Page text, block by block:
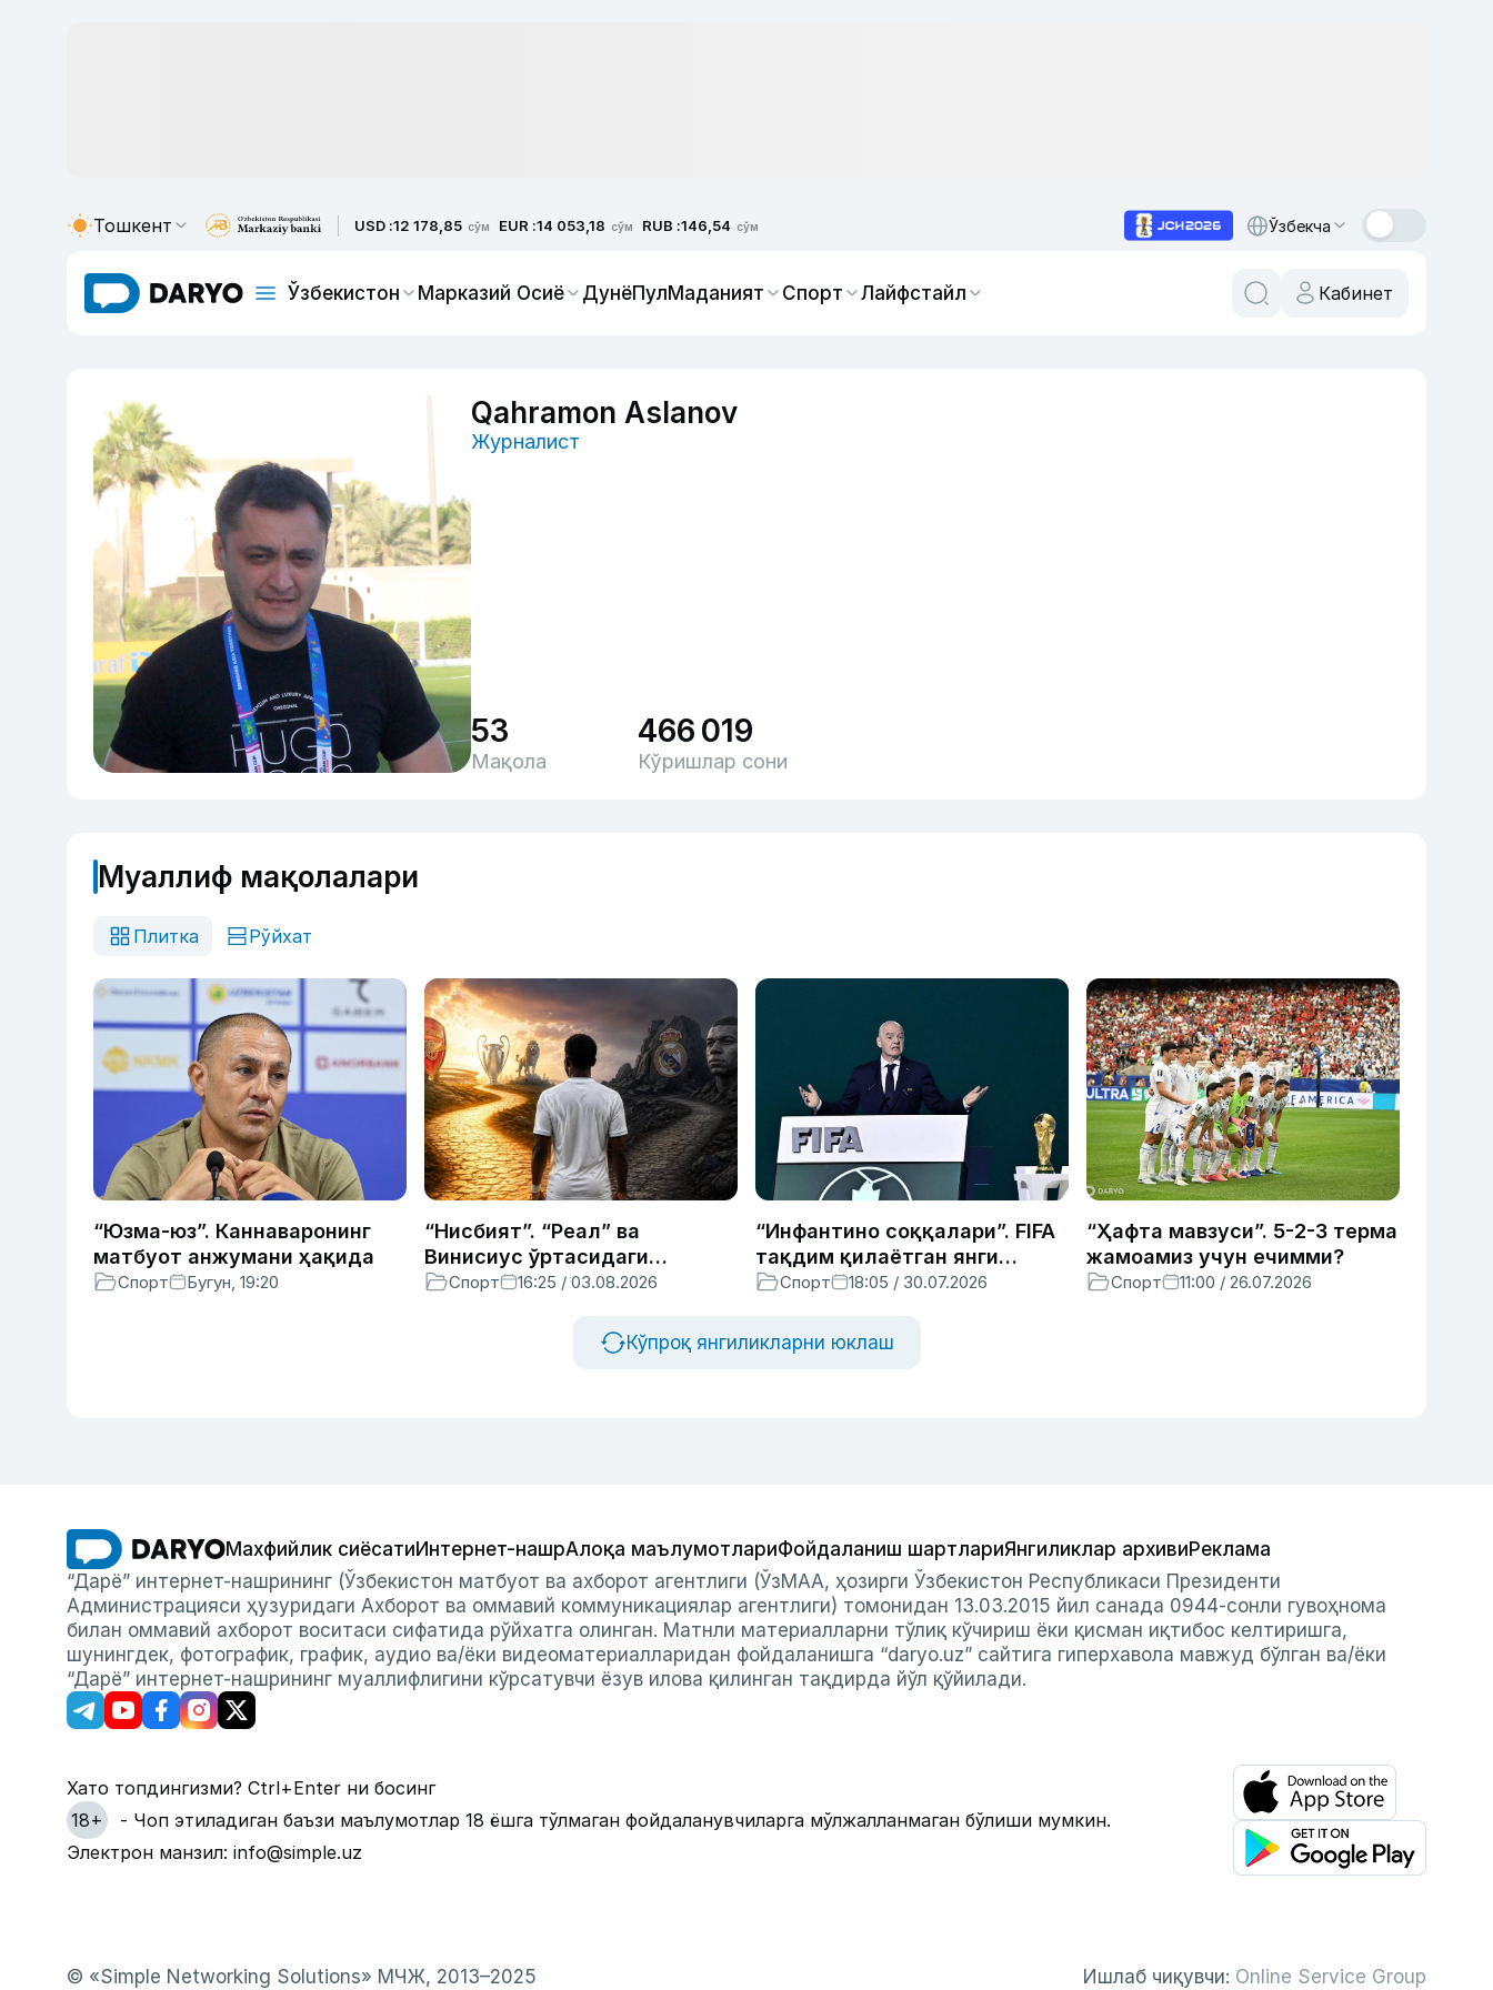
Тошкент USD :12 178,85 сўм EUR :14 053,18 сўм RUB :146,54 сўм Ўзбекча
Ўзбекистон Марказий Осиё ДунёПулМаданият Спорт Лайфстайл Кабинет
Qahramon Aslanov
Журналист
53
Мақола
466 019
Кўришлар сони
Муаллиф мақолалари
Плитка Рўйхат
“Юзма-юз”. Каннаваронинг
матбуот анжумани ҳақида
Спорт Бугун, 19:20
“Нисбият”. “Реал” ва
Винисиус ўртасидаги
зиддият ҳақида
Спорт 16:25 / 03.08.2026
“Инфантино соққалари”. FIFA
тақдим қилаётган янги
лойиҳа ҳақида
Спорт 18:05 / 30.07.2026
“Ҳафта мавзуси”. 5-2-3 терма
жамоамиз учун ечимми?
Спорт 11:00 / 26.07.2026
Кўпроқ янгиликларни юклаш
Махфийлик сиёсатиИнтернет-нашрАлоқа маълумотлариФойдаланиш шартлариЯнгиликлар архивиРеклама
“Дарё” интернет-нашрининг (Ўзбекистон матбуот ва ахборот агентлиги (ЎзМАА, ҳозирги Ўзбекистон Республикаси Президенти
Администрацияси ҳузуридаги Ахборот ва оммавий коммуникациялар агентлиги) томонидан 13.03.2015 йил санада 0944-сонли гувоҳнома
билан оммавий ахборот воситаси сифатида рўйхатга олинган. Матнли материалларни тўлиқ кўчириш ёки қисман иқтибос келтиришга,
шунингдек, фотографик, график, аудио ва/ёки видеоматериалларидан фойдаланишга “daryo.uz” сайтига гиперхавола мавжуд бўлган ва/ёки
“Дарё” интернет-нашрининг муаллифлигини кўрсатувчи ёзув илова қилинган тақдирда йўл қўйилади.
Хато топдингизми? Ctrl+Enter ни босинг
18+
- Чоп этиладиган баъзи маълумотлар 18 ёшга тўлмаган фойдаланувчиларга мўлжалланмаган бўлиши мумкин.
Электрон манзил: info@simple.uz
© «Simple Networking Solutions» МЧЖ, 2013–2025 Ишлаб чиқувчи: Online Service Group